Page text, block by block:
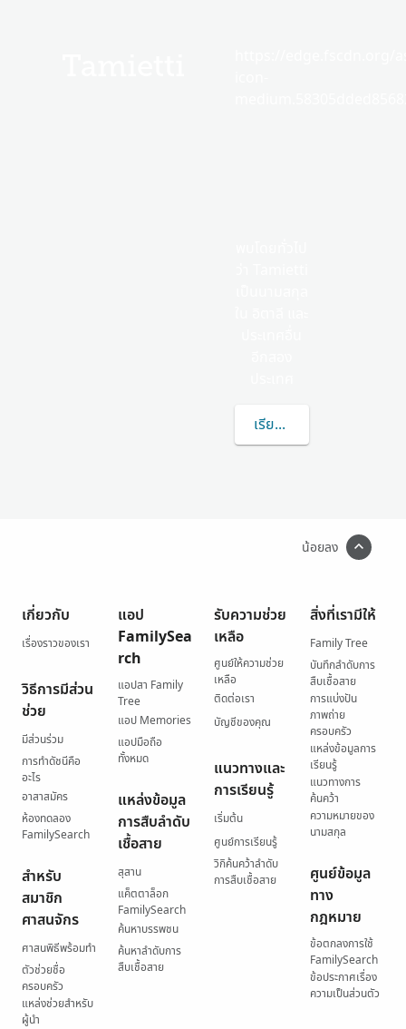
เรียนรู้เพิ่มเติมเกี่ยวกับ
น้อยลง
เกี่ยวกับ
เรื่องราวของเรา
วิธีการมีส่วน
ช่วย
มีส่วนร่วม
การทำดัชนีคือ
อะไร
อาสาสมัคร
ห้องทดลอง
FamilySearch
สำหรับ
สมาชิก
ศาสนจักร
ศาสนพิธีพร้อมทำ
ตัวช่วยชื่อ
ครอบครัว
แหล่งช่วยสำหรับ
ผู้นำ
แอป
FamilySea
rch
แอปสา Family
Tree
แอป Memories
แอปมือถือ
ทั้งหมด
แหล่งข้อมูล
การสืบลำดับ
เชื้อสาย
สุสาน
แค็ตตาล็อก
FamilySearch
ค้นหาบรรพชน
ค้นหาลำดับการ
สืบเชื้อสาย
รับความช่วย
เหลือ
ศูนย์ให้ความช่วย
เหลือ
ติดต่อเรา
บัญชีของคุณ
แนวทางและ
การเรียนรู้
เริ่มต้น
ศูนย์การเรียนรู้
วิกิค้นคว้าลำดับ
การสืบเชื้อสาย
สิ่งที่เรามีให้
Family Tree
บันทึกลำดับการ
สืบเชื้อสาย
การแบ่งปัน
ภาพถ่าย
ครอบครัว
แหล่งข้อมูลการ
เรียนรู้
แนวทางการ
ค้นคว้า
ความหมายของ
นามสกุล
ศูนย์ข้อมูล
ทาง
กฎหมาย
ข้อตกลงการใช้
FamilySearch
ข้อประกาศเรื่อง
ความเป็นส่วนตัว